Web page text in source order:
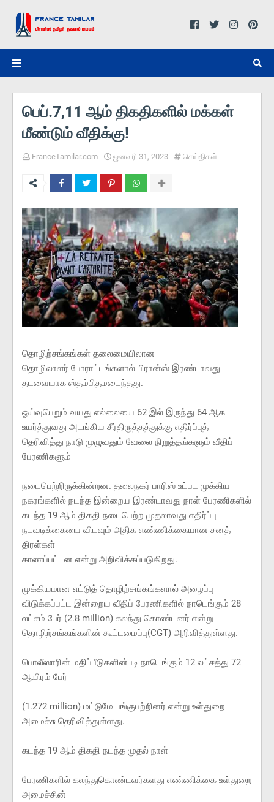
பெப்.7,11 ஆம் திகதிகளில் மக்கள்
மீண்டும் வீதிக்கு!
FranceTamilar.com ஜனவரி 31, 2023 செய்திகள்
தொழிற்சங்கங்கள் தலைமையிலான
தொழிலாளர் போராட்டங்களால் பிரான்ஸ் இரண்டாவது
தடவையாக ஸ்தம்பிதமடைந்தது.
ஓய்வுபெறும் வயது எல்லையை 62 இல் இருந்து 64 ஆக
உயர்த்துவது அடங்கிய சீர்திருத்தத்துக்கு எதிர்ப்புத்
தெரிவித்து நாடு முழுவதும் வேலை நிறுத்தங்களும் வீதிப்
பேரணிகளும்
நடைபெற்றிருக்கின்றன. தலைநகர் பாரிஸ் உட்பட முக்கிய
நகரங்களில் நடந்த இன்றைய இரண்டாவது நாள் பேரணிகளில்
கடந்த 19 ஆம் திகதி நடைபெற்ற முதலாவது எதிர்ப்பு
நடவடிக்கையை விடவும் அதிக எண்ணிக்கையான சனத்
திரள்கள்
காணப்பட்டன என்று அறிவிக்கப்படுகிறது.
முக்கியமான எட்டுத் தொழிற்சங்கங்களால் அழைப்பு
விடுக்கப்பட்ட இன்றைய வீதிப் பேரணிகளில் நாடெங்கும் 28
லட்சம் பேர் (2.8 million) கலந்து கொண்டனர் என்று
தொழிற்சங்கங்களின் கூட்டமைப்பு(CGT) அறிவித்துள்ளது.
பொலீஸாரின் மதிப்பீடுகளின்படி நாடெங்கும் 12 லட்சத்து 72
ஆயிரம் பேர்
(1.272 million) மட்டுமே பங்குபற்றினர் என்று உள்துறை
அமைச்சு தெரிவித்துள்ளது.
கடந்த 19 ஆம் திகதி நடந்த முதல் நாள்
பேரணிகளில் கலந்துகொண்டவர்களது எண்ணிக்கை உள்துறை
அமைச்சின்